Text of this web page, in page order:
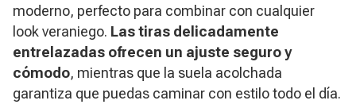
moderno, perfecto para combinar con cualquier
look veraniego. Las tiras delicadamente
entrelazadas ofrecen un ajuste seguro y
cómodo, mientras que la suela acolchada
garantiza que puedas caminar con estilo todo el día.